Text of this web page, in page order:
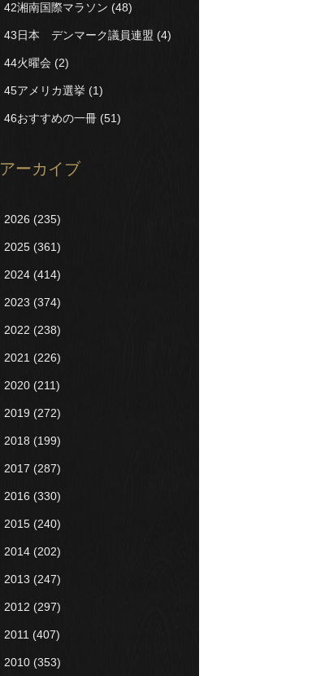
42湘南国際マラソン (48)
43日本 デンマーク議員連盟 (4)
44火曜会 (2)
45アメリカ選挙 (1)
46おすすめの一冊 (51)
アーカイブ
2026 (235)
2025 (361)
2024 (414)
2023 (374)
2022 (238)
2021 (226)
2020 (211)
2019 (272)
2018 (199)
2017 (287)
2016 (330)
2015 (240)
2014 (202)
2013 (247)
2012 (297)
2011 (407)
2010 (353)